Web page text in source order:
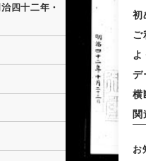
初
ご
よ
デ
横
関
お
四十二年・